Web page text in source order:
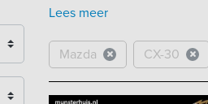
Lees meer
Mazda CX-30